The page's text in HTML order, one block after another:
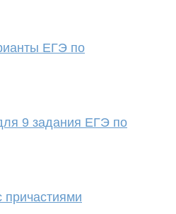
ЕГЭ по
9 задания ЕГЭ по